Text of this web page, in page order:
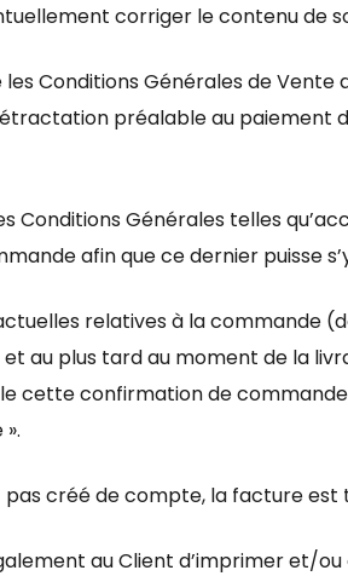
corriger le contenu de
les Conditions Générales de
préalable au paiement
Conditions Générales telles
afin que ce dernier puisse
relatives à la commande
au plus tard au moment de la
cette confirmation de
pas créé de compte, la facture
au Client d’imprimer et/